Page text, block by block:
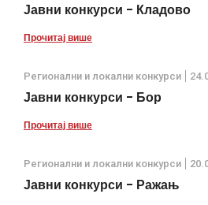
Јавни конкурси - Кладово
Прочитај више
Регионални и локални конкурси
Јавни конкурси - Бор
Прочитај више
Регионални и локални конкурси
Јавни конкурси - Ражањ